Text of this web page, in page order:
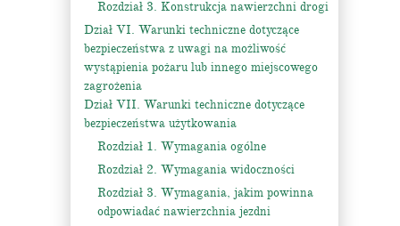
Rozdział 3. Konstrukcja nawierzchni drogi
Dział VI. Warunki techniczne dotyczące
bezpieczeństwa z uwagi na możliwość
wystąpienia pożaru lub innego miejscowego
zagrożenia
Dział VII. Warunki techniczne dotyczące
bezpieczeństwa użytkowania
Rozdział 1. Wymagania ogólne
Rozdział 2. Wymagania widoczności
Rozdział 3. Wymagania, jakim powinna
odpowiadać nawierzchnia jezdni